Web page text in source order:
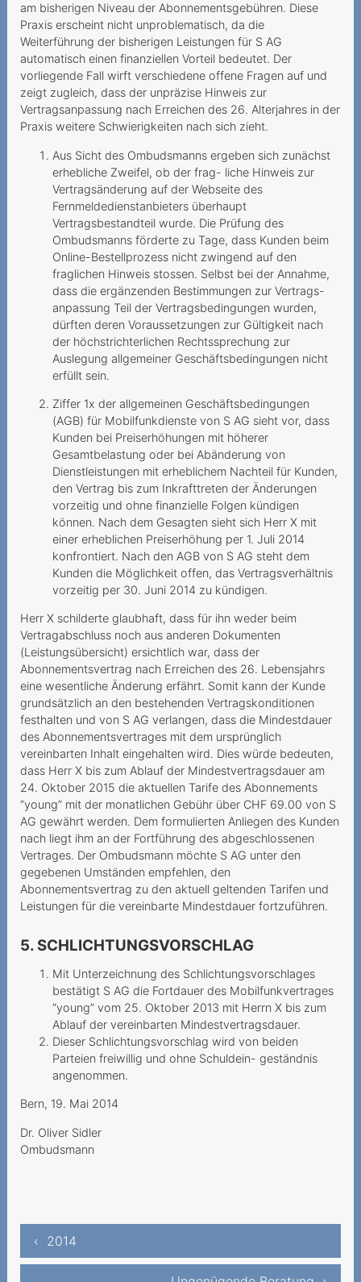
am bisherigen Niveau der Abonnementsgebühren. Diese
Praxis erscheint nicht unproblematisch, da die
Weiterführung der bisherigen Leistungen für S AG
automatisch einen finanziellen Vorteil bedeutet. Der
vorliegende Fall wirft verschiedene offene Fragen auf und
zeigt zugleich, dass der unpräzise Hinweis zur
Vertragsanpassung nach Erreichen des 26. Alterjahres in der
Praxis weitere Schwierigkeiten nach sich zieht.
Aus Sicht des Ombudsmanns ergeben sich zunächst
erhebliche Zweifel, ob der frag- liche Hinweis zur
Vertragsänderung auf der Webseite des
Fernmeldedienstanbieters überhaupt
Vertragsbestandteil wurde. Die Prüfung des
Ombudsmanns förderte zu Tage, dass Kunden beim
Online-Bestellprozess nicht zwingend auf den
fraglichen Hinweis stossen. Selbst bei der Annahme,
dass die ergänzenden Bestimmungen zur Vertrags-
anpassung Teil der Vertragsbedingungen wurden,
dürften deren Voraussetzungen zur Gültigkeit nach
der höchstrichterlichen Rechtssprechung zur
Auslegung allgemeiner Geschäftsbedingungen nicht
erfüllt sein.
Ziffer 1x der allgemeinen Geschäftsbedingungen
(AGB) für Mobilfunkdienste von S AG sieht vor, dass
Kunden bei Preiserhöhungen mit höherer
Gesamtbelastung oder bei Abänderung von
Dienstleistungen mit erheblichem Nachteil für Kunden,
den Vertrag bis zum Inkrafttreten der Änderungen
vorzeitig und ohne finanzielle Folgen kündigen
können. Nach dem Gesagten sieht sich Herr X mit
einer erheblichen Preiserhöhung per 1. Juli 2014
konfrontiert. Nach den AGB von S AG steht dem
Kunden die Möglichkeit offen, das Vertragsverhältnis
vorzeitig per 30. Juni 2014 zu kündigen.
Herr X schilderte glaubhaft, dass für ihn weder beim
Vertragabschluss noch aus anderen Dokumenten
(Leistungsübersicht) ersichtlich war, dass der
Abonnementsvertrag nach Erreichen des 26. Lebensjahrs
eine wesentliche Änderung erfährt. Somit kann der Kunde
grundsätzlich an den bestehenden Vertragskonditionen
festhalten und von S AG verlangen, dass die Mindestdauer
des Abonnementsvertrages mit dem ursprünglich
vereinbarten Inhalt eingehalten wird. Dies würde bedeuten,
dass Herr X bis zum Ablauf der Mindestvertragsdauer am
24. Oktober 2015 die aktuellen Tarife des Abonnements
“young” mit der monatlichen Gebühr über CHF 69.00 von S
AG gewährt werden. Dem formulierten Anliegen des Kunden
nach liegt ihm an der Fortführung des abgeschlossenen
Vertrages. Der Ombudsmann möchte S AG unter den
gegebenen Umständen empfehlen, den
Abonnementsvertrag zu den aktuell geltenden Tarifen und
Leistungen für die vereinbarte Mindestdauer fortzuführen.
5. SCHLICHTUNGSVORSCHLAG
Mit Unterzeichnung des Schlichtungsvorschlages
bestätigt S AG die Fortdauer des Mobilfunkvertrages
“young” vom 25. Oktober 2013 mit Herrn X bis zum
Ablauf der vereinbarten Mindestvertragsdauer.
Dieser Schlichtungsvorschlag wird von beiden
Parteien freiwillig und ohne Schuldein- geständnis
angenommen.
Bern, 19. Mai 2014
Dr. Oliver Sidler
Ombudsmann
‹ 2014
Unmögliche
Festnetztelefonie -
Technologiewechsel ohne
Strom
Sechs Franken sind zu viel
Teures Spiel mit der Liebe
Nachtragliche Einforderung
von
Kabelanschlussgebühren
Neue Gebühren führen zu
unzumutbarer
Tariferhöhung
Keine eheliche
Vertretungsbefugnis
Démarchage sur la voie
révocation
Modification de contrat et
erreur sur le prix
d’abonnement
2018
Telefonischer Segen Gottes
mit hoher Kostenfolge
Kündigung nur per Telefon
und Chat geht das?
Hohe Kosten trotz
aktivierter Ausland-Option
Preselection wird nach
Technologiewechsel
hinfällig: Vertrag
Aufklärungspflicht bei
Erneuerung der
Mindestvertragsda
Mehrwertdienstanbieter
leitet Inkassoverfahren ein
Teurer Ping-Call
Unverlangte Gebühren für
die Papierrechnung
Tarife bilden
Une visite coquine a prix
dor
Frais de guichet postal :
est-ce au client de s’en
Costi roaming troppo elevati